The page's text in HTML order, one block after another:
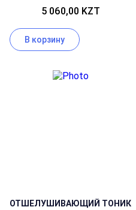
5 060,00 KZT
В корзину
ОТШЕЛУШИВАЮЩИЙ ТОНИК